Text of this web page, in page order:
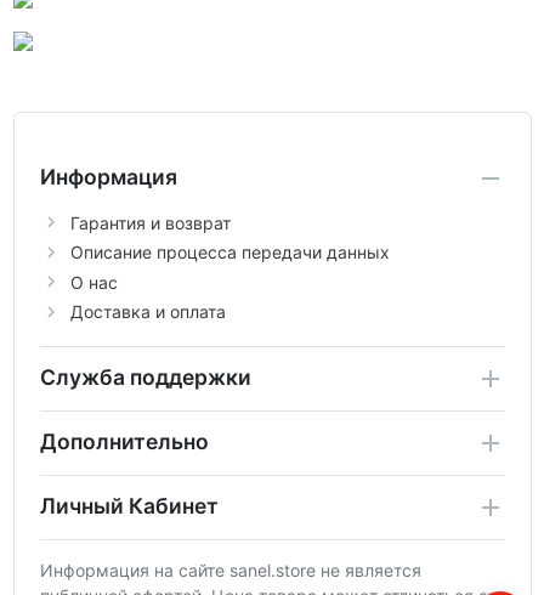
Информация
Гарантия и возврат
Описание процесса передачи данных
О нас
Доставка и оплата
Служба поддержки
Дополнительно
Личный Кабинет
Информация на сайте sanel.store не является